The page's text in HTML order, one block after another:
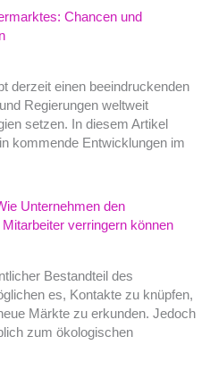
Chancen und
derzeit einen beeindruckenden
Regierungen weltweit
setzen. In diesem Artikel
kommende Entwicklungen im
Unternehmen den
verringern können
Bestandteil des
es, Kontakte zu knüpfen,
Märkte zu erkunden. Jedoch
zum ökologischen